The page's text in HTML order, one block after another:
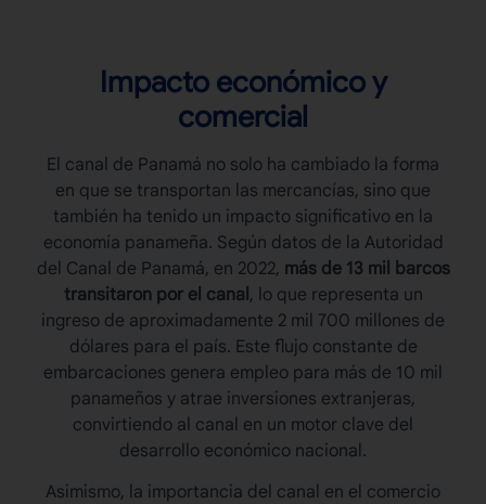
Impacto económico y
comercial
El canal de Panamá no solo ha cambiado la forma
en que se transportan las mercancías, sino que
también ha tenido un impacto significativo en la
economía panameña. Según datos de la Autoridad
del Canal de Panamá, en 2022, más de 13 mil barcos
transitaron por el canal, lo que representa un
ingreso de aproximadamente 2 mil 700 millones de
dólares para el país. Este flujo constante de
embarcaciones genera empleo para más de 10 mil
panameños y atrae inversiones extranjeras,
convirtiendo al canal en un motor clave del
desarrollo económico nacional.
Asimismo, la importancia del canal en el comercio